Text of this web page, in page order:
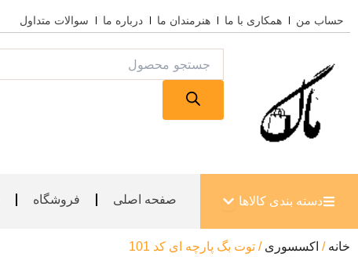
به
حساب من همکاری با ما هنرمندان ما درباره ما سوالات متداول
search
دسته بندی کالاها باز کردن دسته بندی کالاها
صفحه اصلی فروشگاه
خانه / اکسسوری / توت بگ پارچه ای کد 101